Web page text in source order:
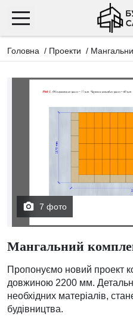
Головна / Проекти /
7 фото
Мангальний
Пропонуємо новий проект
довжиною 2200 мм.
необхідних матеріалів,
будівництва.